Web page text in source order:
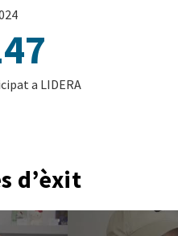
a LIDERA
d’èxit